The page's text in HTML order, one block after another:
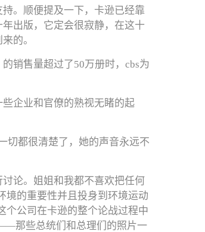
。顺便提及一下，卡逊已经靠
出版，它定会很寂静，在这十
的。
销售量超过了50万册时，cbs为
企业和官僚的熟视无睹的起
切都很清楚了，她的声音永远不
论。姐姐和我都不喜欢把任何
境的重要性并且投身到环境运动
个公司在卡逊的整个论战过程中
那些总统们和总理们的照片一